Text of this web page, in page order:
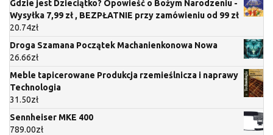
Gdzie jest Dzieciątko? Opowieść o Bożym Narodzeniu -
Wysyłka 7,99 zł , BEZPŁATNIE przy zamówieniu od 99 zł
20.74zł
Droga Szamana Początek Machanienkonowa Nowa
26.66zł
Meble tapicerowane Produkcja rzemieślnicza i naprawy
Technologia
31.50zł
Sennheiser MKE 400
789.00zł